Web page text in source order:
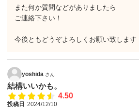
また何か質問などがありましたら
ご連絡下さい！
今後ともどうぞよろしくお願い致します
yoshida さん
結構いいかも。
4.50
投稿日 2024/12/10